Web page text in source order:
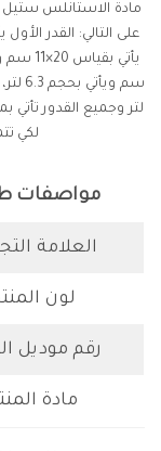
مادة الاستانلس ستيل
لتر وجميع القدور تأتي
لكي
مواصفات
العلامة
لون
رقم موديل
مادة